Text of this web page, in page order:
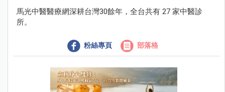
馬光中醫醫療網深耕台灣30餘年，全台共有 27 家中醫診
所。
粉絲專頁 部落格